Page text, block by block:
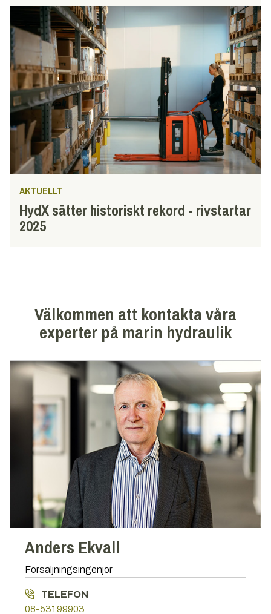
AKTUELLT
HydX sätter historiskt rekord - rivstartar
2025
Välkommen att kontakta våra
experter på marin hydraulik
Anders Ekvall
Försäljningsingenjör
TELEFON
08-53199903